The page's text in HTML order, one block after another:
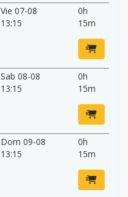
Vie 07-08
13:15
0h
15m
Sab 08-08
13:15
0h
15m
Dom 09-08
13:15
0h
15m